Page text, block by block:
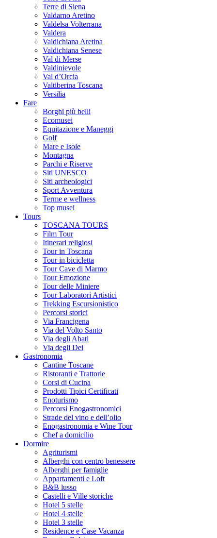
Terre di Siena
Valdarno Aretino
Valdelsa Volterrana
Valdera
Valdichiana Aretina
Valdichiana Senese
Val di Merse
Valdinievole
Val d’Orcia
Valtiberina Toscana
Versilia
Fare
Borghi più belli
Ecomusei
Equitazione e Maneggi
Golf
Mare e Isole
Montagna
Parchi e Riserve
Siti UNESCO
Siti archeologici
Sport Avventura
Terme e wellness
Top musei
Tours
TOSCANA TOURS
Film Tour
Itinerari religiosi
Tour in Toscana
Tour in bicicletta
Tour Cave di Marmo
Tour Emozione
Tour delle Miniere
Tour Laboratori Artistici
Trekking Escursionistico
Percorsi storici
Via Francigena
Via del Volto Santo
Via degli Abati
Via degli Dei
Gastronomia
Cantine Toscane
Ristoranti e Trattorie
Corsi di Cucina
Prodotti Tipici Certificati
Enoturismo
Percorsi Enogastronomici
Strade del vino e dell’olio
Enogastronomia e Wine Tour
Chef a domicilio
Dormire
Agriturismi
Alberghi con centro benessere
Alberghi per famiglie
Appartamenti e Loft
B&B lusso
Castelli e Ville storiche
Hotel 5 stelle
Hotel 4 stelle
Hotel 3 stelle
Residence e Case Vacanza